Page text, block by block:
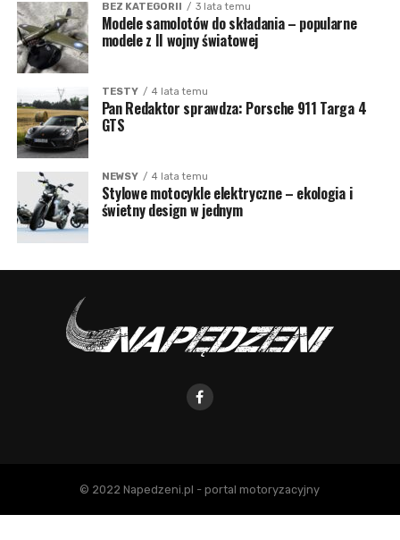
BEZ KATEGORII 3 lata temu
Modele samolotów do składania – popularne
modele z II wojny światowej
TESTY 4 lata temu
Pan Redaktor sprawdza: Porsche 911 Targa 4
GTS
NEWSY 4 lata temu
Stylowe motocykle elektryczne – ekologia i
świetny design w jednym
© 2022 Napedzeni.pl - portal motoryzacyjny